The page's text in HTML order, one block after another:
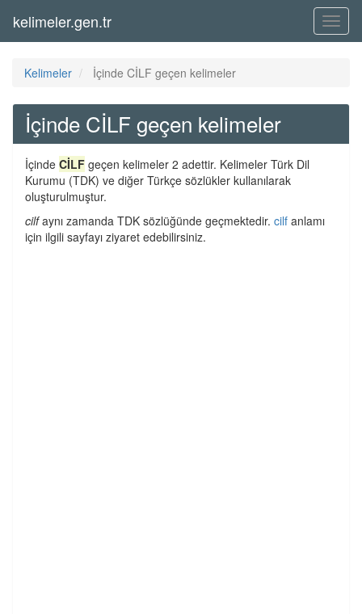
Menü
kelimeler.gen.tr
Kelimeler İçinde CİLF geçen kelimeler
İçinde CİLF geçen kelimeler
İçinde CİLF geçen kelimeler 2 adettir. Kelimeler Türk Dil
Kurumu (TDK) ve diğer Türkçe sözlükler kullanılarak
oluşturulmuştur.
cilfaynı zamanda TDK sözlüğünde geçmektedir. cilf anlamı
için ilgili sayfayı ziyaret edebilirsiniz.